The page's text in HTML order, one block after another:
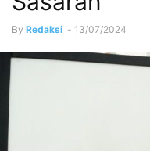
By Redaksi - 13/07/2024